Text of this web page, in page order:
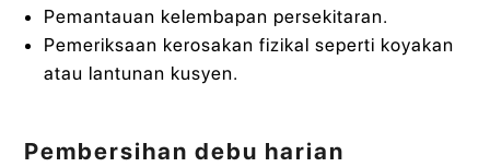
Pemantauan kelembapan persekitaran.
Pemeriksaan kerosakan fizikal seperti koyakan
atau lantunan kusyen.
Pembersihan debu harian